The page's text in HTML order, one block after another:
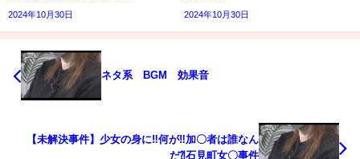
2024年10月30日 2024年10月30日
ネタ系 BGM 効果音
【未解決事件】少女の身に‼何が‼加〇者は誰なん
だ⁈石見町女〇事件